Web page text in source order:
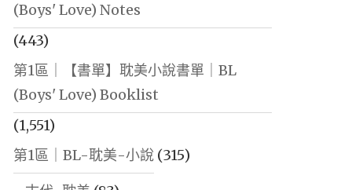
(Boys' Love) Notes
(443)
第1區｜【書單】耽美小說書單｜BL
(Boys' Love) Booklist
(1,551)
第1區｜BL-耽美-小說(315)